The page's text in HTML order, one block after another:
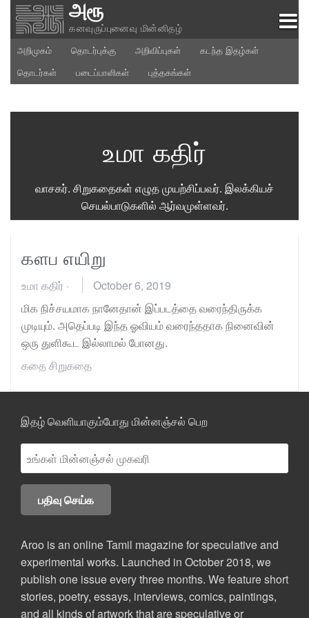
Skip
content
அரூ
கனவுருப்புனைவு மின்னிதழ்
அறிமுகம் தொடர்புக்கு அறிவிப்புகள்
கடந்த இதழ்கள்
தொடர்கள்
படைப்பாளிகள் புத்தகங்கள்
உமா கதிர்
வாசகர். சிறுகதைகள் எழுத முயற்சிப்பவர். இலக்கியச்
செயல்பாடுகளில் ஆர்வமுள்ளவர்.
களப எயிறு
உமா கதிர் ·
October 6, 2019
மிக நிச்சயமாக நானேதான் இப்படத்தை வரைந்திருக்க
முடியும். அதெப்படி இந்த ஓவியம் வரைந்ததாக நினைவின்
ஒரு துளிகூட இல்லாமல் போனது.
கதைசிறுகதை
இதழ் வெளியாகும்போது மின்னஞ்சல் பெற
Aroo is an online Tamil magazine for speculative and
experimental works. Launched in October 2018, we
publish one issue every three months. We feature short
stories, poetry, essays, interviews, comics, paintings,
and all kinds of artwork that are speculative or